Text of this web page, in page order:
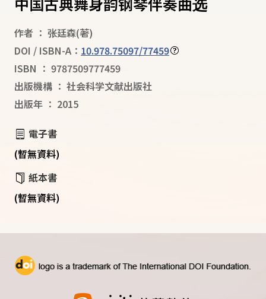
作者 ： 张廷森(著)
DOI / ISBN-A： 10.978.75097/77459
ISBN ： 9787509777459
出版機構 ： 社会科学文献出版社
出版年 ： 2015
電子書
(暫無資料)
紙本書
(暫無資料)